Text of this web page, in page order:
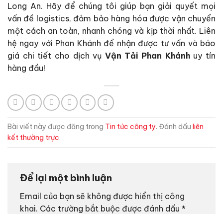
Long An. Hãy để chúng tôi giúp bạn giải quyết mọi
vấn đề logistics, đảm bảo hàng hóa được vận chuyển
một cách an toàn, nhanh chóng và kịp thời nhất. Liên
hệ ngay với Phan Khánh để nhận được tư vấn và báo
giá chi tiết cho dịch vụ Vận Tải Phan Khánhuy tín
hàng đầu!
Bài viết này được đăng trong Tin tức công ty. Đánh dấu liên
kết thường trực.
Để lại một bình luận
Email của bạn sẽ không được hiển thị công
khai. Các trường bắt buộc được đánh dấu *